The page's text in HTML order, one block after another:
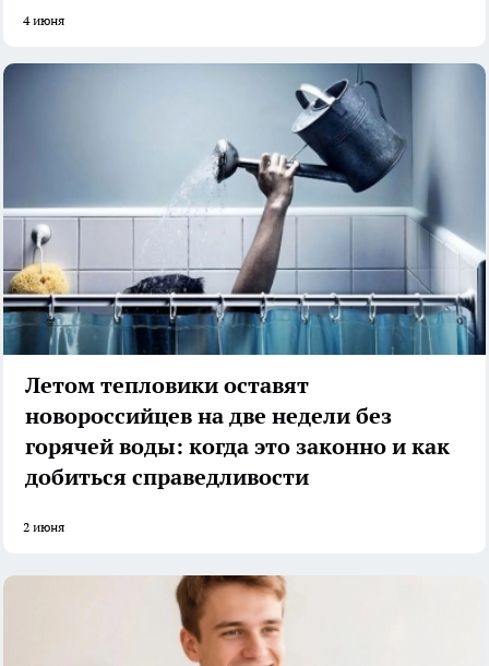
4 июня
Летом тепловики оставят
новороссийцев на две недели без
горячей воды: когда это законно и как
добиться справедливости
2 июня